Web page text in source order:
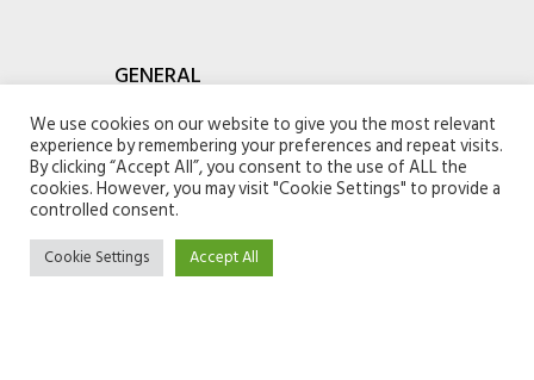
GENERAL
Privacy policy
Terms & conditions
We use cookies on our website to give you the most relevant
experience by remembering your preferences and repeat visits.
By clicking “Accept All”, you consent to the use of ALL the
cookies. However, you may visit "Cookie Settings" to provide a
controlled consent.
Cookie Settings Accept All